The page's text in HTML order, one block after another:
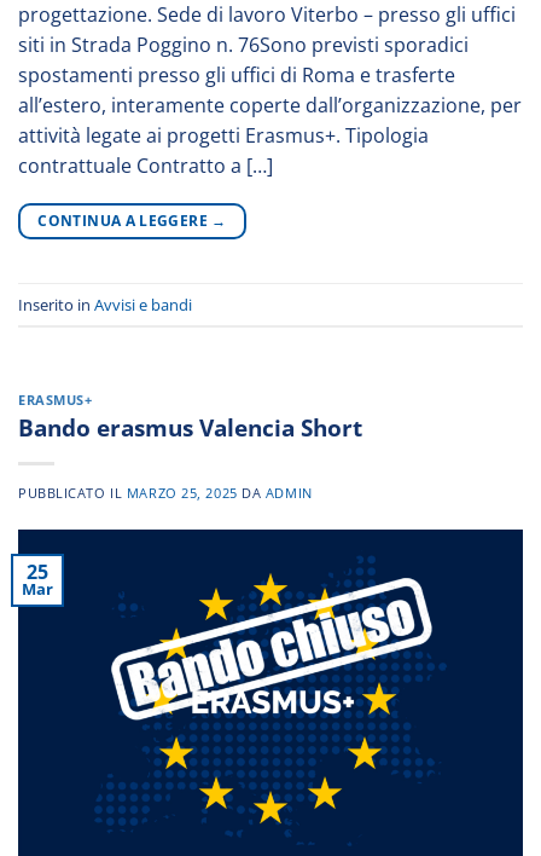
progettazione. Sede di lavoro Viterbo – presso gli uffici
siti in Strada Poggino n. 76Sono previsti sporadici
spostamenti presso gli uffici di Roma e trasferte
all’estero, interamente coperte dall’organizzazione, per
attività legate ai progetti Erasmus+. Tipologia
contrattuale Contratto a […]
CONTINUA A LEGGERE →
Inserito in Avvisi e bandi
ERASMUS+
Bando erasmus Valencia Short
PUBBLICATO IL MARZO 25, 2025 DA ADMIN
25
Mar